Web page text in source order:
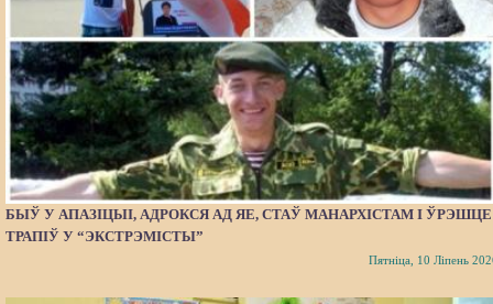
БЫЎ У АПАЗІЦЫІ, АДРОКСЯ АД ЯЕ, СТАЎ МАНАРХІСТАМ І ЎРЭШЦЕ
ТРАПІЎ У “ЭКСТРЭМІСТЫ”
Пятніца, 10 Ліпень